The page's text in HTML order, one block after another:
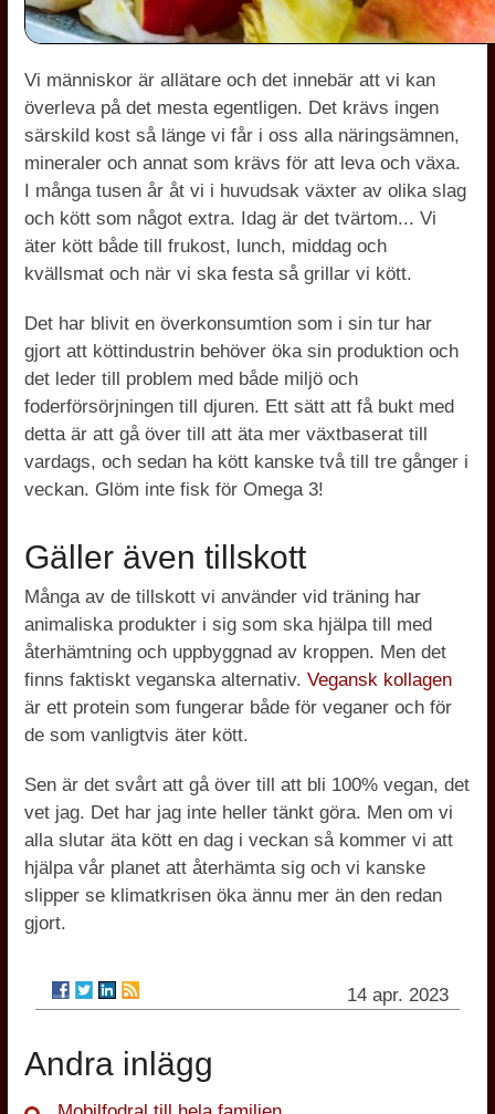
Vi människor är allätare och det innebär att vi kan
överleva på det mesta egentligen. Det krävs ingen
särskild kost så länge vi får i oss alla näringsämnen,
mineraler och annat som krävs för att leva och växa.
I många tusen år åt vi i huvudsak växter av olika slag
och kött som något extra. Idag är det tvärtom... Vi
äter kött både till frukost, lunch, middag och
kvällsmat och när vi ska festa så grillar vi kött.
Det har blivit en överkonsumtion som i sin tur har
gjort att köttindustrin behöver öka sin produktion och
det leder till problem med både miljö och
foderförsörjningen till djuren. Ett sätt att få bukt med
detta är att gå över till att äta mer växtbaserat till
vardags, och sedan ha kött kanske två till tre gånger i
veckan. Glöm inte fisk för Omega 3!
Gäller även tillskott
Många av de tillskott vi använder vid träning har
animaliska produkter i sig som ska hjälpa till med
återhämtning och uppbyggnad av kroppen. Men det
finns faktiskt veganska alternativ. Vegansk kollagen
är ett protein som fungerar både för veganer och för
de som vanligtvis äter kött.
Sen är det svårt att gå över till att bli 100% vegan, det
vet jag. Det har jag inte heller tänkt göra. Men om vi
alla slutar äta kött en dag i veckan så kommer vi att
hjälpa vår planet att återhämta sig och vi kanske
slipper se klimatkrisen öka ännu mer än den redan
gjort.
14 apr. 2023
Andra inlägg